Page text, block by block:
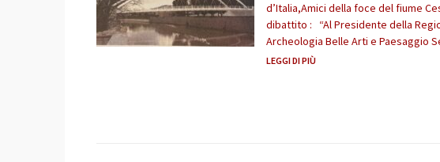
d’Italia,Amici della foce del fiume
dibattito : “Al Presidente della
Archeologia Belle Arti e Paesaggio
LEGGI DI PIÙ